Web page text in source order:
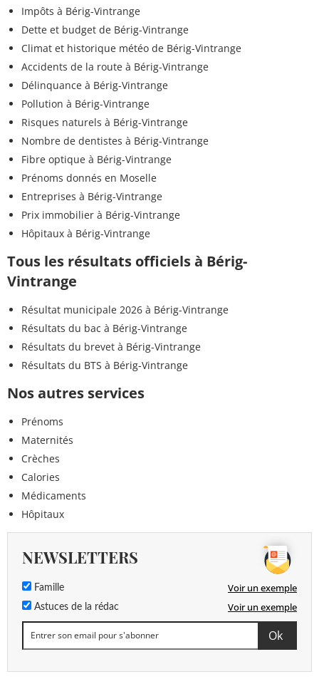
Impôts à Bérig-Vintrange
Dette et budget de Bérig-Vintrange
Climat et historique météo de Bérig-Vintrange
Accidents de la route à Bérig-Vintrange
Délinquance à Bérig-Vintrange
Pollution à Bérig-Vintrange
Risques naturels à Bérig-Vintrange
Nombre de dentistes à Bérig-Vintrange
Fibre optique à Bérig-Vintrange
Prénoms donnés en Moselle
Entreprises à Bérig-Vintrange
Prix immobilier à Bérig-Vintrange
Hôpitaux à Bérig-Vintrange
Tous les résultats officiels à Bérig-
Vintrange
Résultat municipale 2026 à Bérig-Vintrange
Résultats du bac à Bérig-Vintrange
Résultats du brevet à Bérig-Vintrange
Résultats du BTS à Bérig-Vintrange
Nos autres services
Prénoms
Maternités
Crèches
Calories
Médicaments
Hôpitaux
NEWSLETTERS
Famille Voir un exemple
Astuces de la rédac Voir un exemple